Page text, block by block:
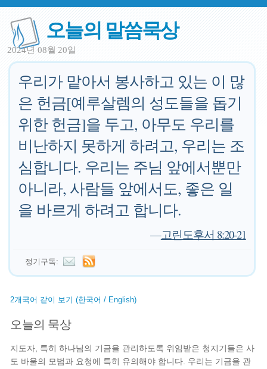
오늘의 말씀묵상
2024년 08월 20일
우리가 맡아서 봉사하고 있는 이 많
은 헌금[예루살렘의 성도들을 돕기
위한 헌금]을 두고, 아무도 우리를
비난하지 못하게 하려고, 우리는 조
심합니다. 우리는 주님 앞에서뿐만
아니라, 사람들 앞에서도, 좋은 일
을 바르게 하려고 합니다.
—고린도후서 8:20-21
정기구독:
2개국어 같이 보기 (한국어 / English)
오늘의 묵상
지도자, 특히 하나님의 기금을 관리하도록 위임받은 청지기들은 사
도 바울의 모범과 요청에 특히 유의해야 합니다. 우리는 기금을 관